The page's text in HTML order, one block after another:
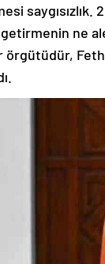
saygısızlık.
ne
örgütüdür,